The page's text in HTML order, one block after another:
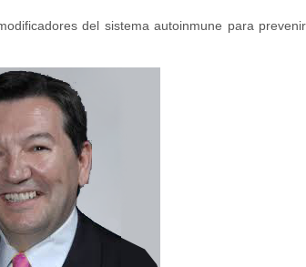
del sistema autoinmune para